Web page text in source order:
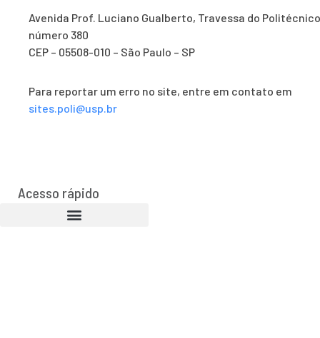
Avenida Prof. Luciano Gualberto, Travessa do
número 380
CEP – 05508-010 – São Paulo – SP
Para reportar um erro no site, entre em contato em
sites.poli@usp.br
Acesso rápido